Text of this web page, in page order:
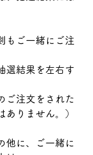
もご一緒にご注
選結果を左右す
注文をされた
ありません。）
に、ご一緒に